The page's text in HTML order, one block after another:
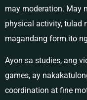
may moderation. May
physical activity, tulad
magandang form ito
Ayon sa studies, ang
games, ay
coordination at fine